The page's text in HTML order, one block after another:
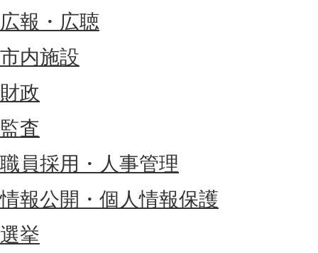
広報・広聴
市内施設
財政
監査
職員採用・人事管理
情報公開・個人情報保護
選挙